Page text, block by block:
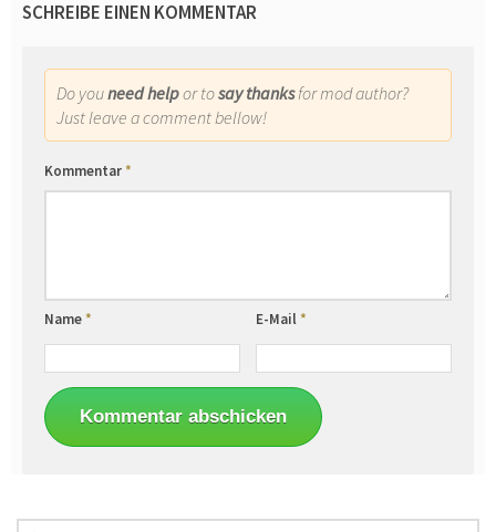
SCHREIBE EINEN KOMMENTAR
Do youneed helpor tosay thanksfor mod author?
Just leave a comment bellow!
Kommentar*
Name* E-Mail*